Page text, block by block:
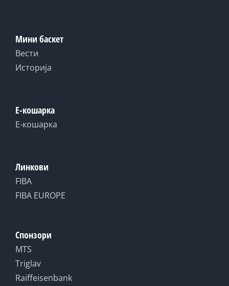
Мини баскет
Вести
Историја
Е-кошарка
Е-кошарка
Линкови
FIBA
FIBA EUROPE
Спонзори
MTS
Triglav
Raiffeisenbank